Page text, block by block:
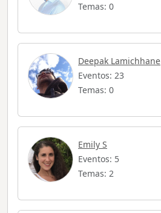
Temas: 0
Deepak Lamichhane
Eventos: 23
Temas: 0
Emily S
Eventos: 5
Temas: 2